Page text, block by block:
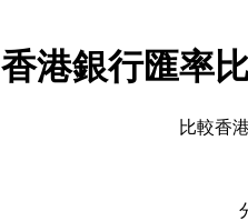
香港銀行匯率
比較香